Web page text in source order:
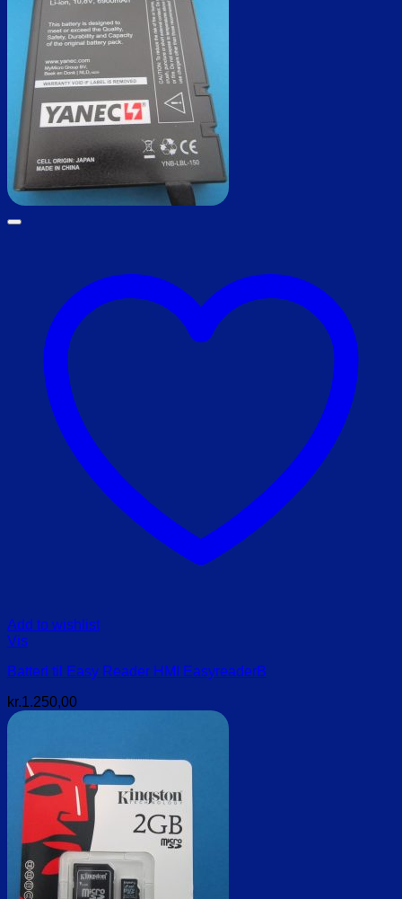
Add to wishlist
Vis
Batteri til Easy Reader HMI EasyreaderB
kr.1.250,00